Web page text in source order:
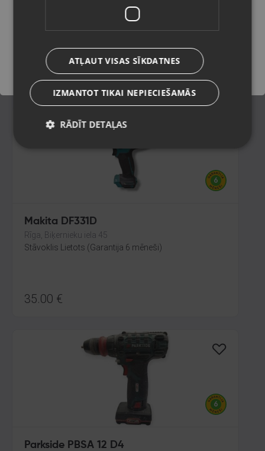
Stāvoklis Lietots (Garantija 6 mēneši)
210.00 €
9.55€/mēn.
Makita DF331D
Rīga, Biķernieku iela 45
Stāvoklis Lietots (Garantija 6 mēneši)
35.00 €
Parkside PBSA 12 D4
Saglabāt
ATĻAUT VISAS SĪKDATNES
IZMANTOT TIKAI NEPIECIEŠAMĀS
RĀDĪT DETAĻAS